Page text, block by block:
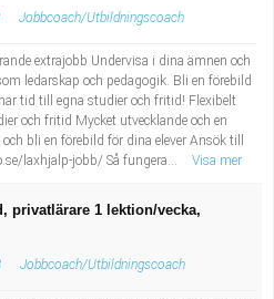
Jobbcoach/Utbildningscoach
extrajobb Undervisa i dina ämnen och
ledarskap och pedagogik. Bli en förebild
tid till egna studier och fritid! Flexibelt
och fritid Mycket utvecklande och en
bli en förebild för dina elever Ansök till
laxhjalp-jobb/ Så fungera...
Visa mer
privatlärare 1 lektion/vecka,
Jobbcoach/Utbildningscoach